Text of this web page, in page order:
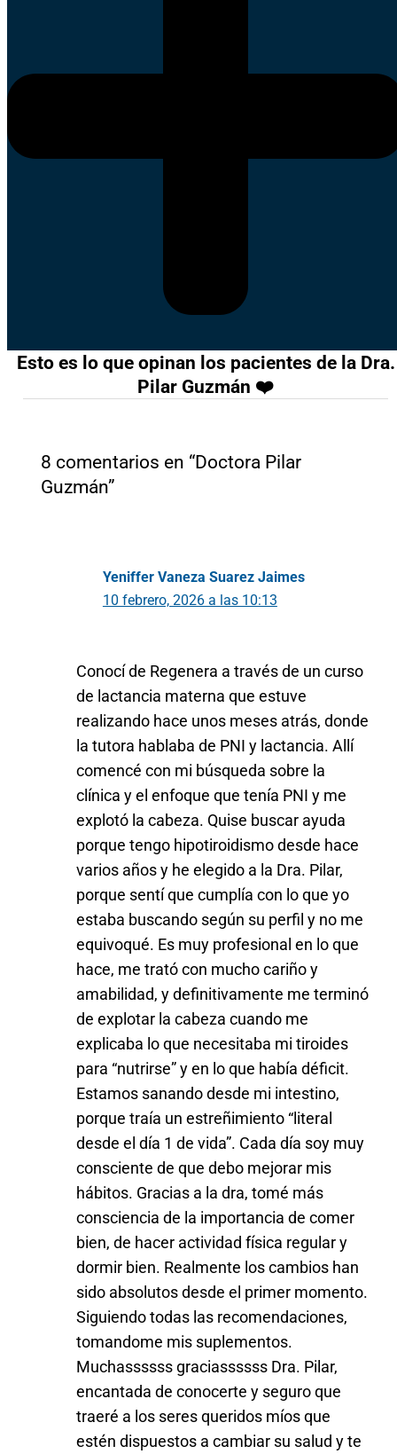
Esto es lo que opinan los pacientes de la Dra.
Pilar Guzmán ❤️
8 comentarios en “Doctora Pilar
Guzmán”
Yeniffer Vaneza Suarez Jaimes
10 febrero, 2026 a las 10:13
Conocí de Regenera a través de un curso
de lactancia materna que estuve
realizando hace unos meses atrás, donde
la tutora hablaba de PNI y lactancia. Allí
comencé con mi búsqueda sobre la
clínica y el enfoque que tenía PNI y me
explotó la cabeza. Quise buscar ayuda
porque tengo hipotiroidismo desde hace
varios años y he elegido a la Dra. Pilar,
porque sentí que cumplía con lo que yo
estaba buscando según su perfil y no me
equivoqué. Es muy profesional en lo que
hace, me trató con mucho cariño y
amabilidad, y definitivamente me terminó
de explotar la cabeza cuando me
explicaba lo que necesitaba mi tiroides
para “nutrirse” y en lo que había déficit.
Estamos sanando desde mi intestino,
porque traía un estreñimiento “literal
desde el día 1 de vida”. Cada día soy muy
consciente de que debo mejorar mis
hábitos. Gracias a la dra, tomé más
consciencia de la importancia de comer
bien, de hacer actividad física regular y
dormir bien. Realmente los cambios han
sido absolutos desde el primer momento.
Siguiendo todas las recomendaciones,
tomandome mis suplementos.
Muchassssss graciassssss Dra. Pilar,
encantada de conocerte y seguro que
traeré a los seres queridos míos que
estén dispuestos a cambiar su salud y te